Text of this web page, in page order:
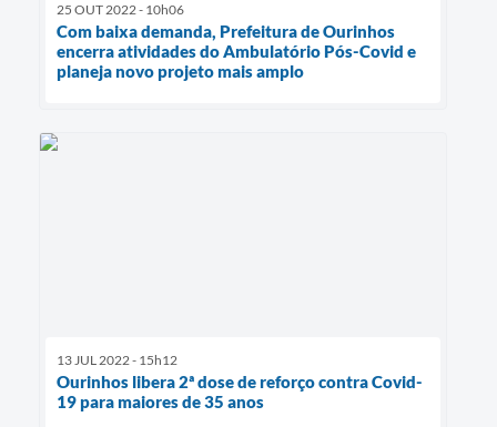
25 OUT 2022 - 10h06
Com baixa demanda, Prefeitura de Ourinhos
encerra atividades do Ambulatório Pós-Covid e
planeja novo projeto mais amplo
13 JUL 2022 - 15h12
Ourinhos libera 2ª dose de reforço contra Covid-
19 para maiores de 35 anos